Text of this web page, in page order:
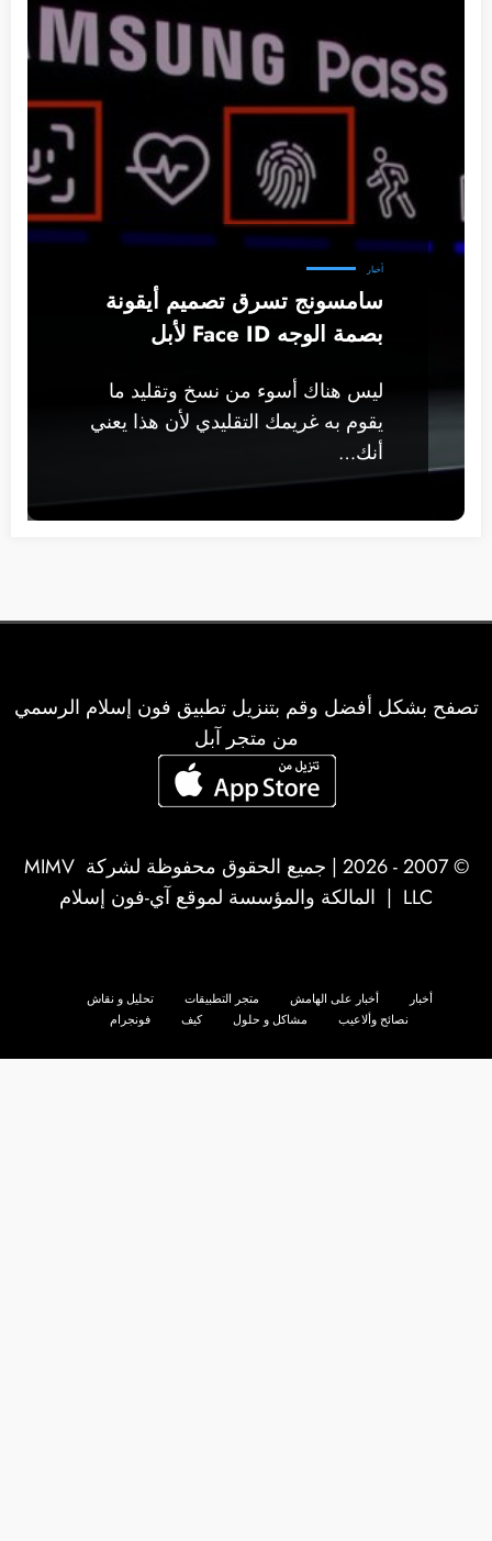
أخبار
سامسونج تسرق تصميم أيقونة
بصمة الوجه Face ID لأبل
ليس هناك أسوء من نسخ وتقليد ما
يقوم به غريمك التقليدي لأن هذا يعني
أنك…
تصفح بشكل أفضل وقم بتنزيل تطبيق فون إسلام الرسمي
من متجر آبل
© 2007 - 2026 | جميع الحقوق محفوظة لشركة
MIMV
LLC | المالكة والمؤسسة لموقع آي-فون إسلام
أخبار أخبار على الهامش متجر التطبيقات
تحليل و نقاش
نصائح وألاعيب
مشاكل و حلول كيف فونجرام